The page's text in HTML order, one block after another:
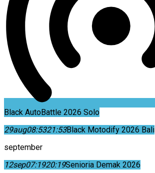
Black AutoBattle 2026 Solo
29aug08:5321:53Black Motodify 2026 Bali
september
12sep07:1920:19Senioria Demak 2026